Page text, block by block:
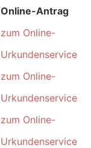
Online-Antrag
zum Online-
Urkundenservice
zum Online-
Urkundenservice
zum Online-
Urkundenservice